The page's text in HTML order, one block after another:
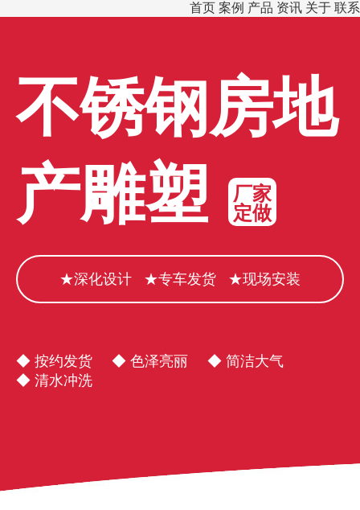
首页 案例 产品 资讯 关于 联系
不锈钢房地
产雕塑
厂家
定做
★深化设计 ★专车发货 ★现场安装
◆ 按约发货 ◆ 色泽亮丽
◆ 简洁大气
◆ 清水冲洗